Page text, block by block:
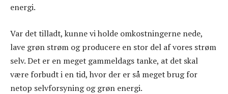
energi.
Var det tilladt, kunne vi holde omkostningerne nede,
lave grøn strøm og producere en stor del af vores strøm
selv. Det er en meget gammeldags tanke, at det skal
være forbudt i en tid, hvor der er så meget brug for
netop selvforsyning og grøn energi.